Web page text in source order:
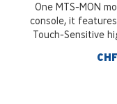
One MTS-MON
console, it features
Touch-Sensitive
Layer buttons,